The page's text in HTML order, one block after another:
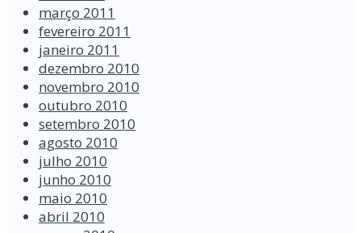
março 2011
fevereiro 2011
janeiro 2011
dezembro 2010
novembro 2010
outubro 2010
setembro 2010
agosto 2010
julho 2010
junho 2010
maio 2010
abril 2010